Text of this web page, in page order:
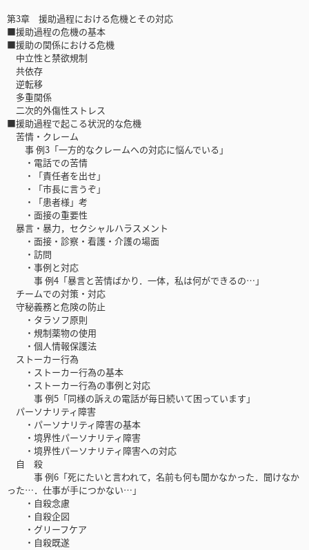
第3章 援助過程における危機とその対応
■援助過程の危機の基本
■援助の関係における危機
中立性と禁欲規制
共依存
逆転移
多重関係
二次的外傷性ストレス
■援助過程で起こる状況的な危機
苦情・クレーム
事 例3「一方的なクレームへの対応に悩んでいる」
・電話での苦情
・「責任者を出せ」
・「市長に言うぞ」
・「患者様」考
・面接の重要性
暴言・暴力，セクシャルハラスメント
・面接・診察・看護・介護の場面
・訪問
・事例と対応
事 例4「暴言と苦情ばかり．一体，私は何ができるの…」
チームでの対策・対応
守秘義務と危険の防止
・タラソフ原則
・規制薬物の使用
・個人情報保護法
ストーカー行為
・ストーカー行為の基本
・ストーカー行為の事例と対応
事 例5「同様の訴えの電話が毎日続いて困っています」
パーソナリティ障害
・パーソナリティ障害の基本
・境界性パーソナリティ障害
・境界性パーソナリティ障害への対応
自 殺
事 例6「死にたいと言われて，名前も何も聞かなかった．聞けなか
った…．仕事が手につかない…」
・自殺念慮
・自殺企図
・グリーフケア
・自殺既遂